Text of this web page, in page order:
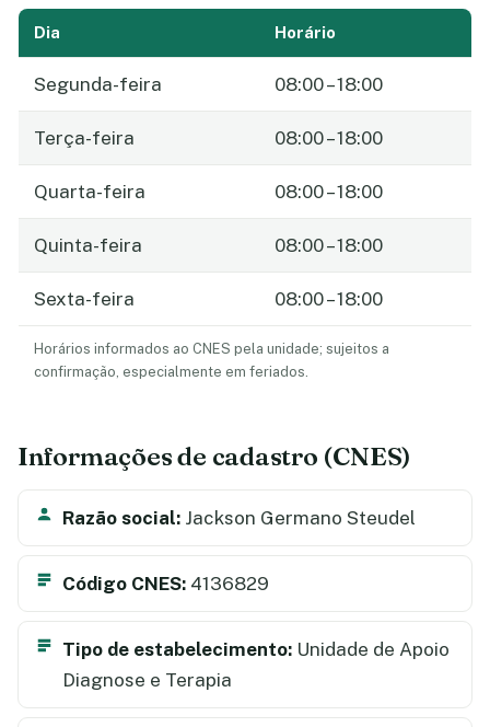
Dia Horário
Segunda-feira 08:00 – 18:00
Terça-feira 08:00 – 18:00
Quarta-feira 08:00 – 18:00
Quinta-feira 08:00 – 18:00
Sexta-feira 08:00 – 18:00
Horários informados ao CNES pela unidade; sujeitos a
confirmação, especialmente em feriados.
Informações de cadastro (CNES)
Razão social: Jackson Germano Steudel
Código CNES: 4136829
Tipo de estabelecimento: Unidade de Apoio
Diagnose e Terapia